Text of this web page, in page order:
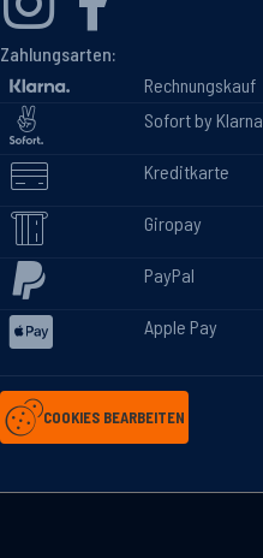
Zahlungsarten:
Rechnungskauf
Sofort by Klarna
Kreditkarte
Giropay
PayPal
Apple Pay
COOKIES BEARBEITEN